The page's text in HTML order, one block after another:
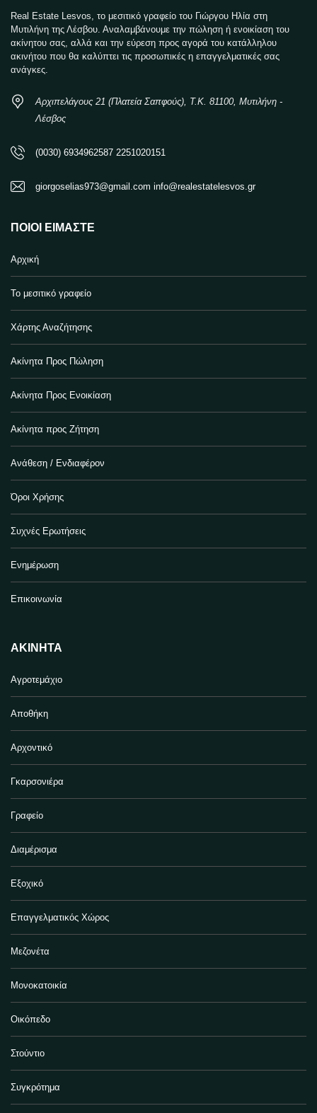
Real Estate Lesvos, το μεσιτικό γραφείο του Γιώργου Ηλία στη
Μυτιλήνη της Λέσβου. Αναλαμβάνουμε την πώληση ή ενοικίαση του
ακίνητου σας, αλλά και την εύρεση προς αγορά του κατάλληλου
ακινήτου που θα καλύπτει τις προσωπικές η επαγγελματικές σας
ανάγκες.
Αρχιπελάγους 21 (Πλατεία Σαπφούς), Τ.Κ. 81100, Μυτιλήνη -
Λέσβος
(0030) 6934962587 2251020151
giorgoselias973@gmail.com info@realestatelesvos.gr
ΠΟΙΟΙ ΕΊΜΑΣΤΕ
Αρχική
Το μεσιτικό γραφείο
Χάρτης Αναζήτησης
Ακίνητα Προς Πώληση
Ακίνητα Προς Ενοικίαση
Ακίνητα προς Ζήτηση
Ανάθεση / Ενδιαφέρον
Όροι Χρήσης
Συχνές Ερωτήσεις
Ενημέρωση
Επικοινωνία
ΑΚΊΝΗΤΑ
Αγροτεμάχιο
Αποθήκη
Αρχοντικό
Γκαρσονιέρα
Γραφείο
Διαμέρισμα
Εξοχικό
Επαγγελματικός Χώρος
Μεζονέτα
Μονοκατοικία
Οικόπεδο
Στούντιο
Συγκρότημα